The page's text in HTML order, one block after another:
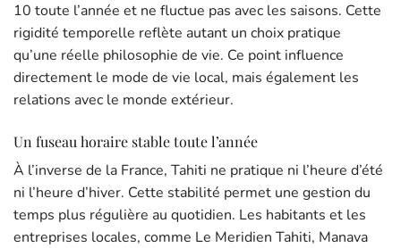
10 toute l’année et ne fluctue pas avec les saisons. Cette
rigidité temporelle reflète autant un choix pratique
qu’une réelle philosophie de vie. Ce point influence
directement le mode de vie local, mais également les
relations avec le monde extérieur.
Un fuseau horaire stable toute l’année
À l’inverse de la France, Tahiti ne pratique ni l’heure d’été
ni l’heure d’hiver. Cette stabilité permet une gestion du
temps plus régulière au quotidien. Les habitants et les
entreprises locales, comme Le Meridien Tahiti, Manava